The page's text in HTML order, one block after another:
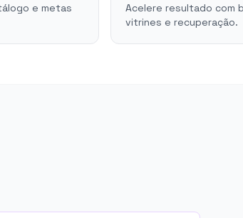
e metas
Acelere resultado com
vitrines e recuperação.